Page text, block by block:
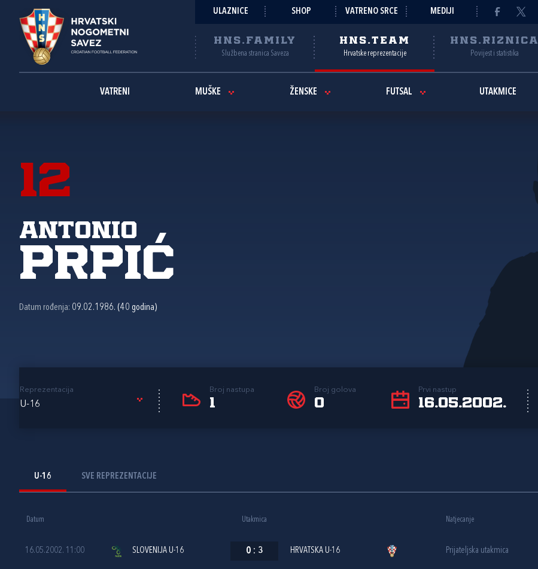
ULAZNICE SHOP VATRENO SRCE MEDIJI
HNS.FAMILY
Službena stranica Saveza
HNS.TEAM
Hrvatske reprezentacije
HNS.RIZNICA
Povijest i statistika
VATRENI MUŠKE ŽENSKE FUTSAL UTAKMICE
12
Antonio
Prpić
Datum rođenja: 09.02.1986. (40 godina)
Reprezentacija
U-16
Broj nastupa
1
Broj golova
0
Prvi nastup
16.05.2002.
U-16 SVE REPREZENTACIJE
Datum Utakmica Natjecanje
16.05.2002. 11:00 SLOVENIJA U-16 0 : 3 HRVATSKA U-16 Prijateljska utakmica